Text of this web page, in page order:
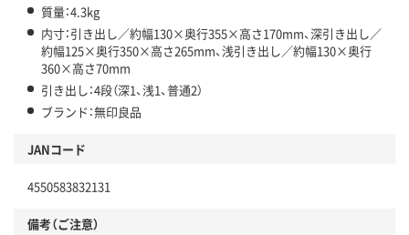
質量：4.3kg
内寸：引き出し／約幅130×奥行355×高さ170mm、深引き出し／
約幅125×奥行350×高さ265mm、浅引き出し／約幅130×奥行
360×高さ70mm
引き出し：4段（深1、浅1、普通2）
ブランド：無印良品
JANコード
4550583832131
備考（ご注意）